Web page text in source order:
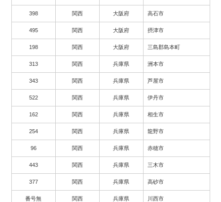
398 関西 大阪府 高石市
495 関西 大阪府 摂津市
198 関西 大阪府 三島郡島本町
313 関西 兵庫県 洲本市
343 関西 兵庫県 芦屋市
522 関西 兵庫県 伊丹市
162 関西 兵庫県 相生市
254 関西 兵庫県 龍野市
96 関西 兵庫県 赤穂市
443 関西 兵庫県 三木市
377 関西 兵庫県 高砂市
番号無 関西 兵庫県 川西市